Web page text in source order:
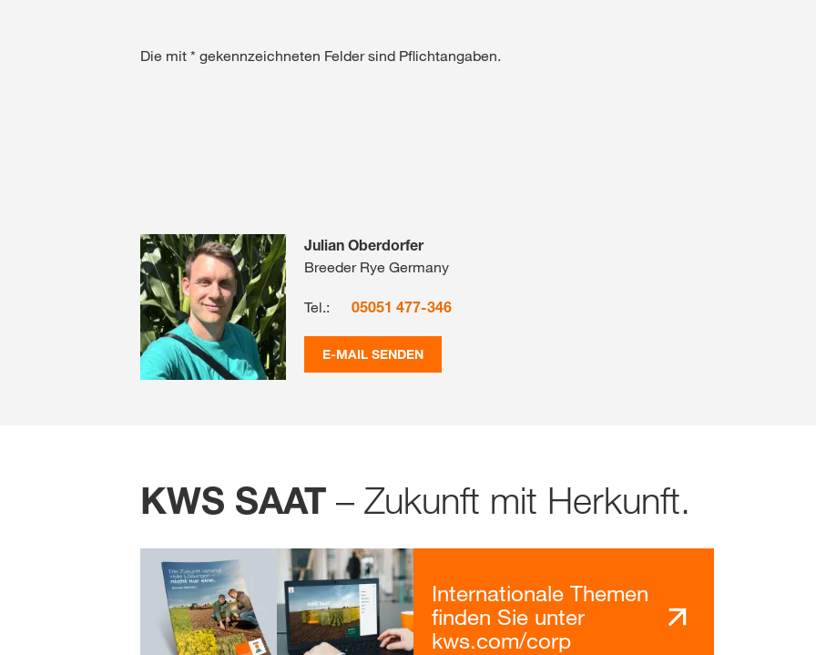
Die mit * gekennzeichneten Felder sind Pflichtangaben.
Julian Oberdorfer
Breeder Rye Germany
Tel.: 05051 477-346
E-MAIL SENDEN
KWS SAAT – Zukunft mit Herkunft.
Internationale Themen
finden Sie unter
kws.com/corp